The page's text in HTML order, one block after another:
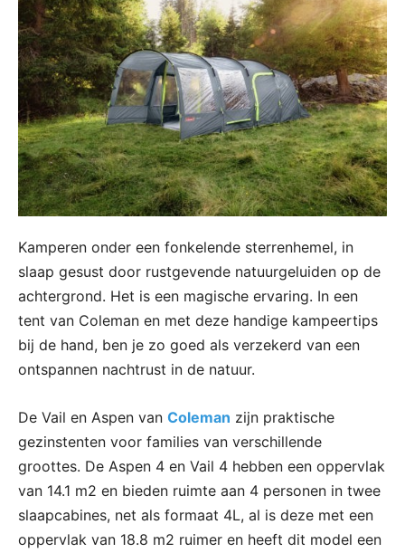
Kamperen onder een fonkelende sterrenhemel, in
slaap gesust door rustgevende natuurgeluiden op de
achtergrond. Het is een magische ervaring. In een
tent van Coleman en met deze handige kampeertips
bij de hand, ben je zo goed als verzekerd van een
ontspannen nachtrust in de natuur.
De Vail en Aspen van Coleman zijn praktische
gezinstenten voor families van verschillende
groottes. De Aspen 4 en Vail 4 hebben een oppervlak
van 14.1 m2 en bieden ruimte aan 4 personen in twee
slaapcabines, net als formaat 4L, al is deze met een
oppervlak van 18.8 m2 ruimer en heeft dit model een